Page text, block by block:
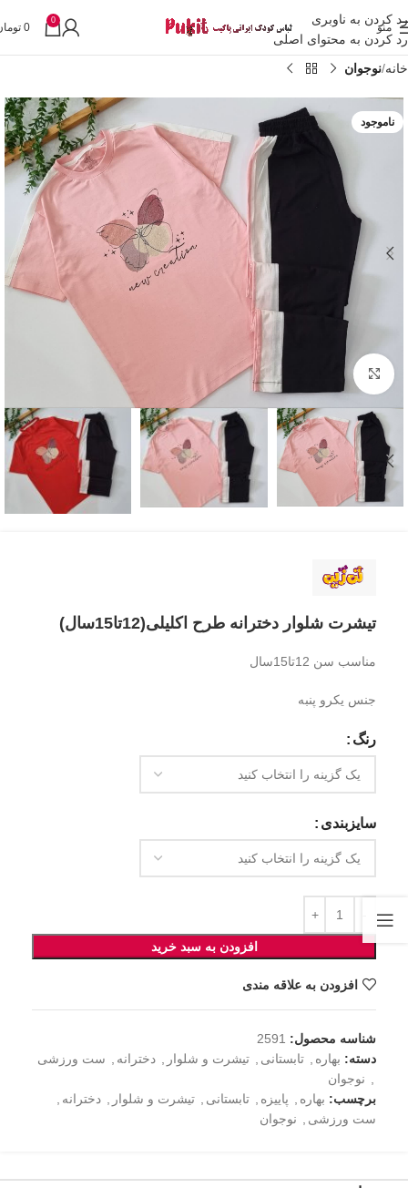
رد کردن به ناوبری
رد کردن به محتوای اصلی
منو
0
0
خانه نوجوان
ناموجود
بزرگنمایی تصویر
تیشرت شلوار دخترانه طرح اکلیلی(12تا15سال)
مناسب سن 12تا15سال
جنس یکرو پنبه
رنگ
سایزبندی
افزودن به سبد خرید
افزودن به علاقه مندی
شناسه محصول: 2591
دسته: بهاره , تابستانی , تیشرت و شلوار , دخترانه , ست ورزشی
, نوجوان
برچسب: بهاره , پاییزه , تابستانی , تیشرت و شلوار , دخترانه ,
ست ورزشی , نوجوان